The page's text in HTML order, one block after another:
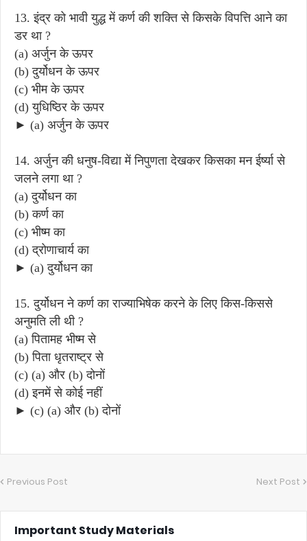
13. इंद्र को भावी युद्ध में कर्ण की शक्ति से किसके विपत्ति आने का
डर था ?
(a) अर्जुन के ऊपर
(b) दुर्योधन के ऊपर
(c) भीम के ऊपर
(d) युधिष्ठिर के ऊपर
► (a) अर्जुन के ऊपर
14. अर्जुन की धनुष-विद्या में निपुणता देखकर किसका मन ईर्ष्या से
जलने लगा था ?
(a) दुर्योधन का
(b) कर्ण का
(c) भीष्म का
(d) द्रोणाचार्य का
► (a) दुर्योधन का
15. दुर्योधन ने कर्ण का राज्याभिषेक करने के लिए किस-किससे
अनुमति ली थी ?
(a) पितामह भीष्म से
(b) पिता धृतराष्ट्र से
(c) (a) और (b) दोनों
(d) इनमें से कोई नहीं
► (c) (a) और (b) दोनों
Previous Post Next Post
Important Study Materials